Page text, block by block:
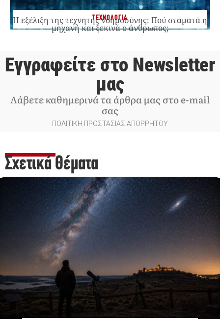
ΤΕΧΝΟΛΟΓΙΑ
Η εξέλιξη της τεχνητής νοημοσύνης: Πού σταματά η
μηχανή και ξεκινά ο άνθρωπος;
Εγγραφείτε στο Newsletter
μας
Λάβετε καθημερινά τα άρθρα μας στο e-mail
σας
ΠΟΛΙΤΙΚΗ ΠΡΟΣΤΑΣΙΑΣ ΑΠΟΡΡΗΤΟΥ
Σχετικά Θέματα